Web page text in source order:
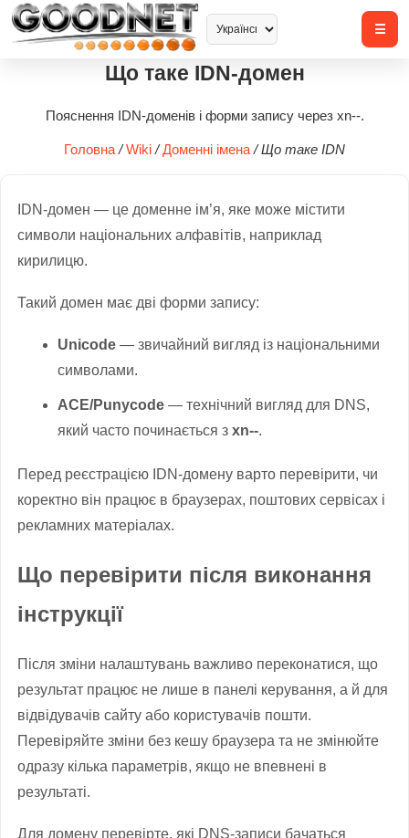
Що таке IDN-домен
Пояснення IDN-доменів і форми запису через xn--.
Головна / Wiki / Доменні імена / Що таке IDN
IDN-домен — це доменне ім’я, яке може містити
символи національних алфавітів, наприклад
кирилицю.
Такий домен має дві форми запису:
Unicode — звичайний вигляд із національними
символами.
ACE/Punycode — технічний вигляд для DNS,
який часто починається з xn--.
Перед реєстрацією IDN-домену варто перевірити, чи
коректно він працює в браузерах, поштових сервісах і
рекламних матеріалах.
Що перевірити після виконання
інструкції
Після зміни налаштувань важливо переконатися, що
результат працює не лише в панелі керування, а й для
відвідувачів сайту або користувачів пошти.
Перевіряйте зміни без кешу браузера та не змінюйте
одразу кілька параметрів, якщо не впевнені в
результаті.
Для домену перевірте, які DNS-записи бачаться